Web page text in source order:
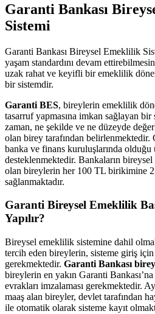
Garanti Bankası
Sistemi
Garanti Bankası Bireysel Emeklilik
yaşam standardını devam
uzak rahat ve keyifli bir emeklilik
bir sistemdir.
Garanti BES, bireylerin emeklilik
tasarruf yapmasına imkan sağlayan bir
zaman, ne şekilde ve ne düzeyde
olan birey tarafından belirlenmektedir.
banka ve finans kuruluşlarında olduğu
desteklenmektedir. Bankaların
olan bireylerin her 100 TL birikimine
sağlanmaktadır.
Garanti Bireysel Emeklilik
Yapılır?
Bireysel emeklilik sistemine dahil
tercih eden bireylerin, sisteme giriş
gerekmektedir. Garanti Bankası
bireylerin en yakın Garanti
evrakları imzalaması gerekmektedir.
maaş alan bireyler, devlet tarafından
ile otomatik olarak sisteme kayıt